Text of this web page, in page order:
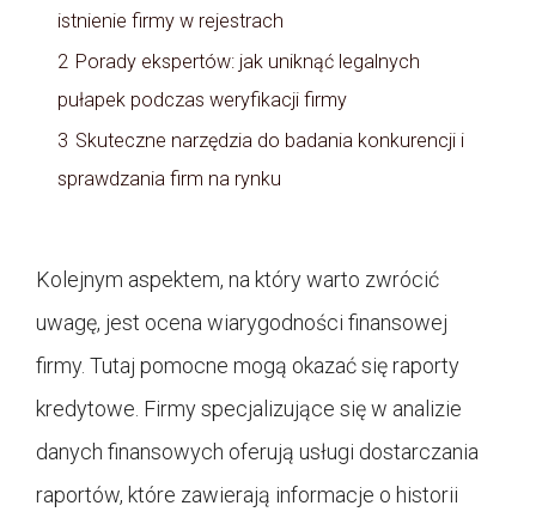
istnienie firmy w rejestrach
2 Porady ekspertów: jak uniknąć legalnych
pułapek podczas weryfikacji firmy
3 Skuteczne narzędzia do badania konkurencji i
sprawdzania firm na rynku
Kolejnym aspektem, na który warto zwrócić
uwagę, jest ocena wiarygodności finansowej
firmy. Tutaj pomocne mogą okazać się raporty
kredytowe. Firmy specjalizujące się w analizie
danych finansowych oferują usługi dostarczania
raportów, które zawierają informacje o historii